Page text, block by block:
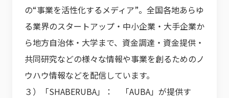
の“事業を活性化するメディア”。全国各地あらゆ
る業界のスタートアップ・中小企業・大手企業か
ら地方自治体・大学まで、資金調達・資金提供・
共同研究などの様々な情報や事業を創るためのノ
ウハウ情報などを配信しています。
３）「SHABERUBA」： 「AUBA」が提供す